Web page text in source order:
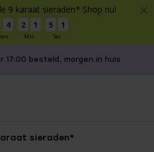
9 karaat sieraden* Shop nu!
4 2 1
Min
5 1
Sec
17:00 besteld, morgen in huis
sieraden*